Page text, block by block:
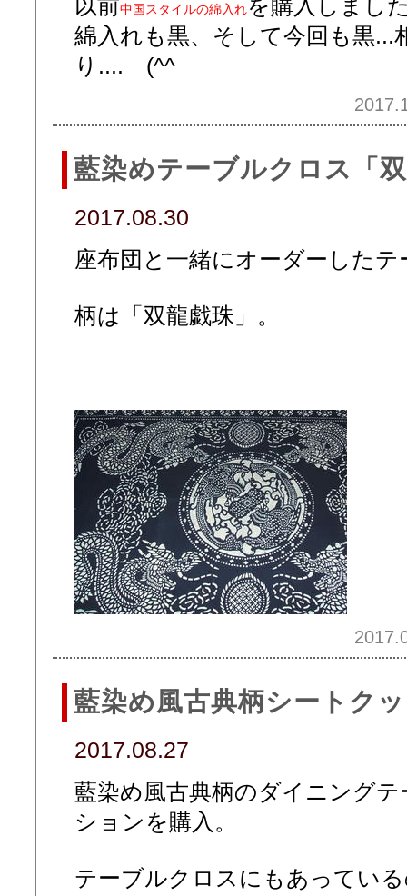
以前中国スタイルの綿入れを購入しまし
綿入れも黒、そして今回も黒...
り.... (^^ゞ
藍染めテーブルクロス「
2017.08.30
座布団と一緒にオーダーした
柄は「双龍戯珠」。
藍染め風古典柄シートク
2017.08.27
藍染め風古典柄のダイニング
ションを購入。
テーブルクロスにもあってい